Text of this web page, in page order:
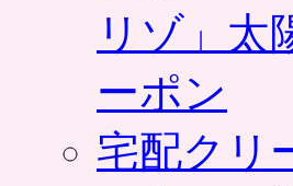
リゾ」太
ーポン
宅配クリ